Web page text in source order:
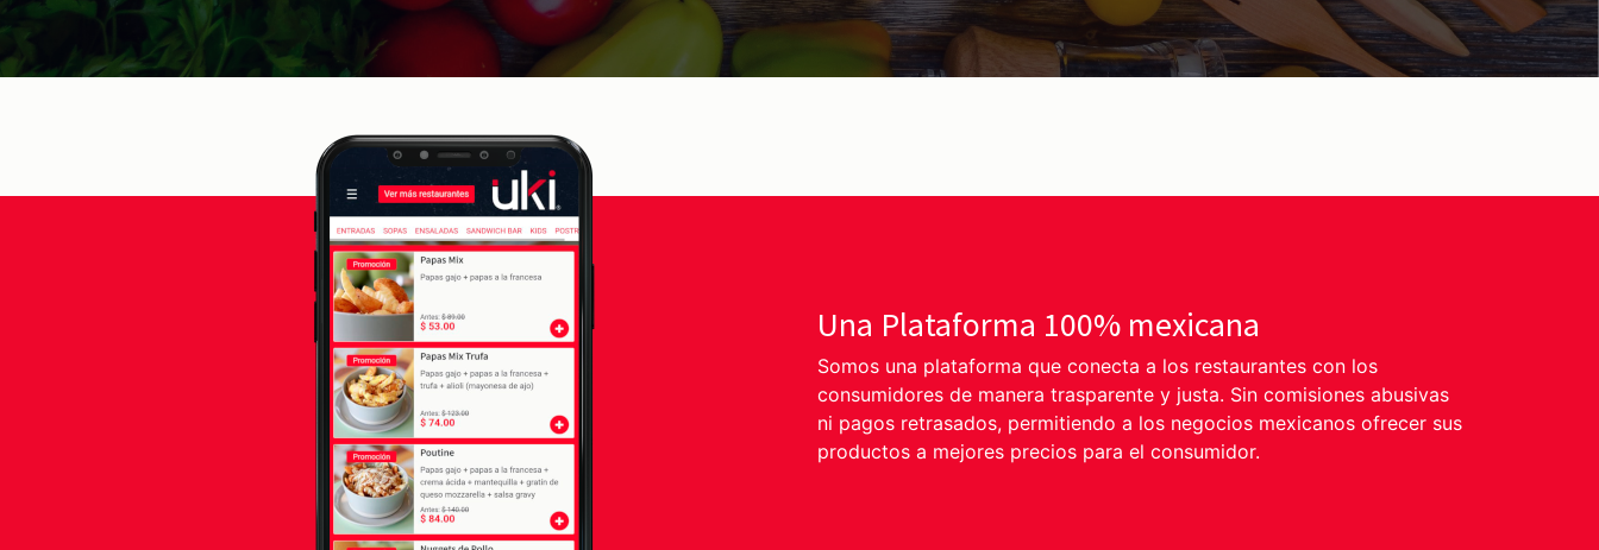
Una Plataforma 100% mexicana
Somos una plataforma que conecta a los restaurantes con los
consumidores de manera trasparente y justa. Sin comisiones abusivas
ni pagos retrasados, permitiendo a los negocios mexicanos ofrecer sus
productos a mejores precios para el consumidor.